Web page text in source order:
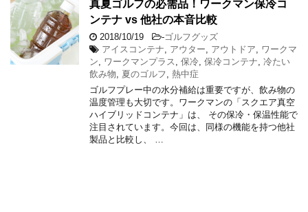
真夏ゴルフの必需品！ワークマン保冷コ
ンテナ vs 他社の本音比較
2018/10/19 -ゴルフグッズ
アイスコンテナ
アウター アウトドア
ワークマ
ン
ワークマンプラス 保冷 保冷コンテナ 冷たい
飲み物
夏のゴルフ 熱中症
ゴルフプレー中の水分補給は重要ですが、飲み物の
温度管理も大切です。ワークマンの「スクエア真空
ハイブリッドコンテナ」は、 その保冷・保温性能で
注目されています。今回は、同様の機能を持つ他社
製品と比較し、 …